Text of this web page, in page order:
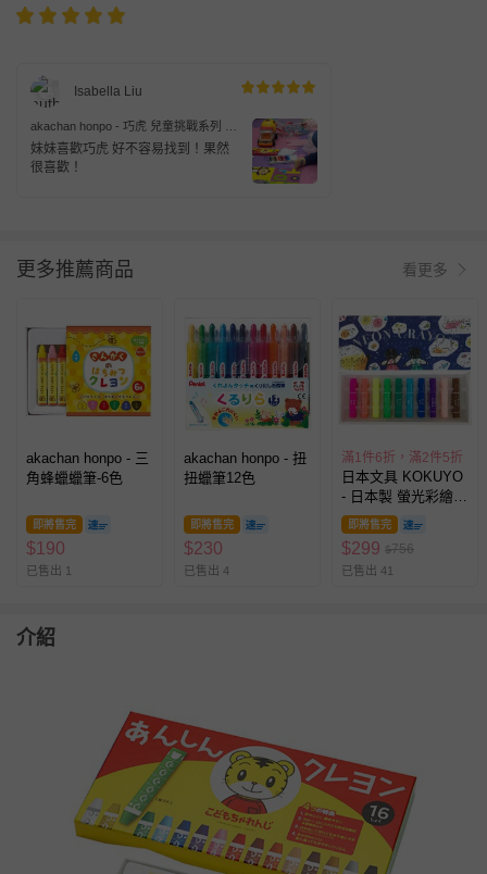
Isabella Liu
akachan honpo - 巧虎 兒童挑戰系列 安
全蠟筆-日本製
妹妹喜歡巧虎 好不容易找到！果然
很喜歡！
更多推薦商品 看更多
akachan honpo - 三
角蜂蠟蠟筆-6色
即將售完
$190
已售出 1
akachan honpo - 扭
扭蠟筆12色
即將售完
$230
已售出 4
滿1件6折，滿2件5折
日本文具 KOKUYO
- 日本製 螢光彩繪蠟
筆-10色
即將售完
$299 $756
已售出 41
介紹